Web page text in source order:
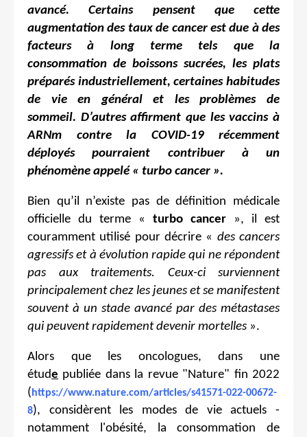
avancé. Certains pensent que cette
augmentation des taux de cancer est due à des
facteurs à long terme tels que la
consommation de boissons sucrées, les plats
préparés industriellement, certaines habitudes
de vie en général et les problèmes de
sommeil. D’autres affirment que les vaccins à
ARNm contre la COVID-19 récemment
déployés pourraient contribuer à un
phénomène appelé « turbo cancer ».
Bien qu’il n’existe pas de définition médicale
officielle du terme « turbo cancer », il est
couramment utilisé pour décrire « des cancers
agressifs et à évolution rapide qui ne répondent
pas aux traitements. Ceux-ci surviennent
principalement chez les jeunes et se manifestent
souvent à un stade avancé par des métastases
qui peuvent rapidement devenir mortelles ».
Alors que les oncologues, dans une
étude publiée dans la revue "Nature" fin 2022
( https://www.nature.com/articles/s41571-022-00672-
8), considèrent les modes de vie actuels -
notamment l'obésité, la consommation de